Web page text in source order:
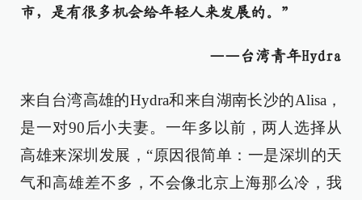
市，是有很多机会给年轻人来发展的。”
——台湾青年Hydra
来自台湾高雄的Hydra和来自湖南长沙的Alisa，
是一对90后小夫妻。一年多以前，两人选择从
高雄来深圳发展，“原因很简单：一是深圳的天
气和高雄差不多，不会像北京上海那么冷，我